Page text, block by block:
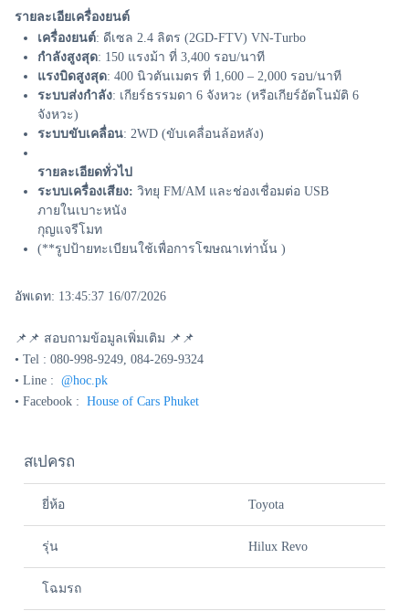
รายละเอียเครื่องยนต์
เครื่องยนต์: ดีเซล 2.4 ลิตร (2GD-FTV) VN-Turbo
กำลังสูงสุด: 150 แรงม้า ที่ 3,400 รอบ/นาที
แรงบิดสูงสุด: 400 นิวตันเมตร ที่ 1,600 – 2,000 รอบ/นาที
ระบบส่งกำลัง: เกียร์ธรรมดา 6 จังหวะ (หรือเกียร์อัตโนมัติ 6
จังหวะ)
ระบบขับเคลื่อน: 2WD (ขับเคลื่อนล้อหลัง)
รายละเอียดทั่วไป
ระบบเครื่องเสียง: วิทยุ FM/AM และช่องเชื่อมต่อ USB
ภายในเบาะหนัง
กุญแจรีโมท
(**รูปป้ายทะเบียนใช้เพื่อการโฆษณาเท่านั้น )
อัพเดท: 13:45:37 16/07/2026
📌📌 สอบถามข้อมูลเพิ่มเติม 📌📌
• Tel : 080-998-9249, 084-269-9324
• Line : @hoc.pk
• Facebook : House of Cars Phuket
สเปครถ
ยี่ห้อ Toyota
รุ่น Hilux Revo
โฉมรถ